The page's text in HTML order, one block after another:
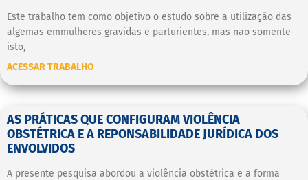
Este trabalho tem como objetivo o estudo sobre a utilização das
algemas emmulheres gravidas e parturientes, mas nao somente
isto,
ACESSAR TRABALHO
AS PRÁTICAS QUE CONFIGURAM VIOLÊNCIA
OBSTÉTRICA E A REPONSABILIDADE JURÍDICA DOS
ENVOLVIDOS
A presente pesquisa abordou a violência obstétrica e a forma